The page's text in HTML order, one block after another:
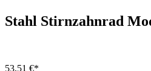
Stahl Stirnzahnrad
53,51 €